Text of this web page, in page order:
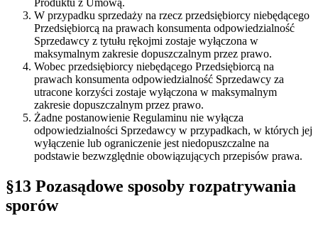
Produktu z Umową.
W przypadku sprzedaży na rzecz przedsiębiorcy niebędącego
Przedsiębiorcą na prawach konsumenta odpowiedzialność
Sprzedawcy z tytułu rękojmi zostaje wyłączona w
maksymalnym zakresie dopuszczalnym przez prawo.
Wobec przedsiębiorcy niebędącego Przedsiębiorcą na
prawach konsumenta odpowiedzialność Sprzedawcy za
utracone korzyści zostaje wyłączona w maksymalnym
zakresie dopuszczalnym przez prawo.
Żadne postanowienie Regulaminu nie wyłącza
odpowiedzialności Sprzedawcy w przypadkach, w których jej
wyłączenie lub ograniczenie jest niedopuszczalne na
podstawie bezwzględnie obowiązujących przepisów prawa.
§13 Pozasądowe sposoby rozpatrywania
sporów